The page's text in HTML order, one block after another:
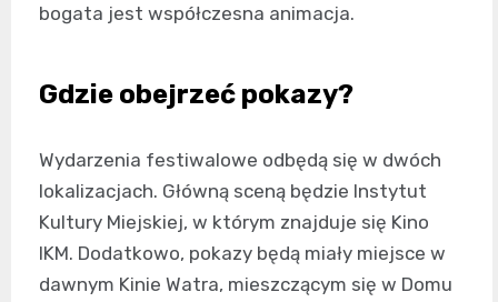
bogata jest współczesna animacja.
Gdzie obejrzeć pokazy?
Wydarzenia festiwalowe odbędą się w dwóch
lokalizacjach. Główną sceną będzie Instytut
Kultury Miejskiej, w którym znajduje się Kino
IKM. Dodatkowo, pokazy będą miały miejsce w
dawnym Kinie Watra, mieszczącym się w Domu